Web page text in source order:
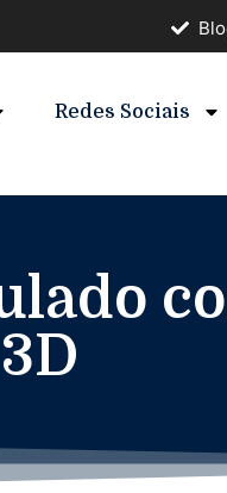
Redes Sociais